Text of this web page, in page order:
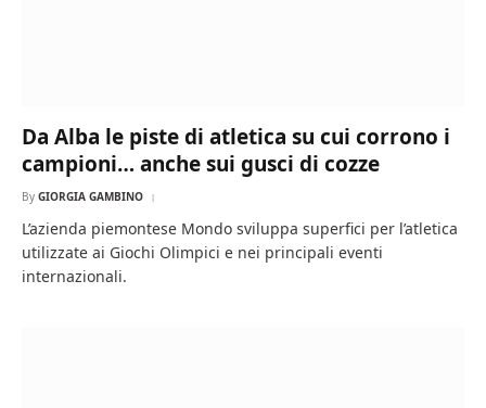
Da Alba le piste di atletica su cui corrono i
campioni… anche sui gusci di cozze
By GIORGIA GAMBINO
L’azienda piemontese Mondo sviluppa superfici per l’atletica
utilizzate ai Giochi Olimpici e nei principali eventi
internazionali.